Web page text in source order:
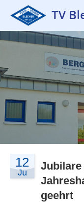
TV
12
Ju
Jubilare
geehrt
Startseite
Verein
Sportangebot
Kurse
Wettkampf
Impressum